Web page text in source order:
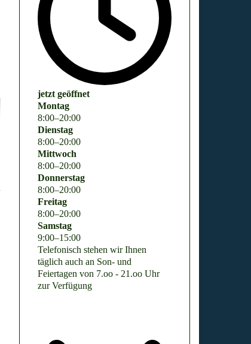
jetzt geöffnet
Montag
8:00–20:00
Dienstag
8:00–20:00
Mittwoch
8:00–20:00
Donnerstag
8:00–20:00
Freitag
8:00–20:00
Samstag
9:00–15:00
Telefonisch stehen wir Ihnen
täglich auch an Son- und
Feiertagen von 7.oo - 21.oo Uhr
zur Verfügung